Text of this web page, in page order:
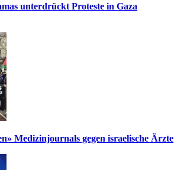
unterdrückt Proteste in Gaza
Medizinjournals gegen israelische Ärzte